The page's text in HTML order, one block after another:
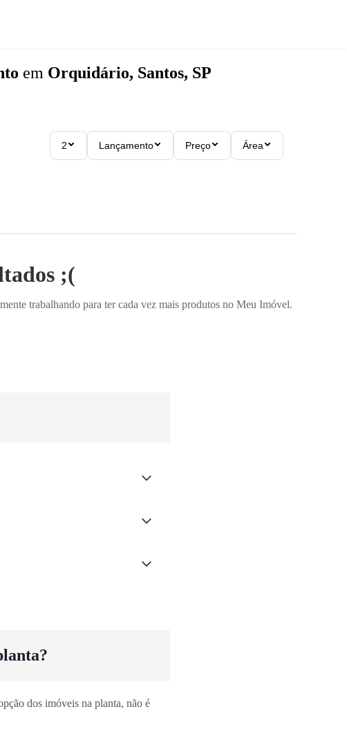
em Orquidário, Santos, SP
2 Lançamento Preço Área
;(
trabalhando para ter cada vez mais produtos no Meu Imóvel.
dos imóveis na planta, não é